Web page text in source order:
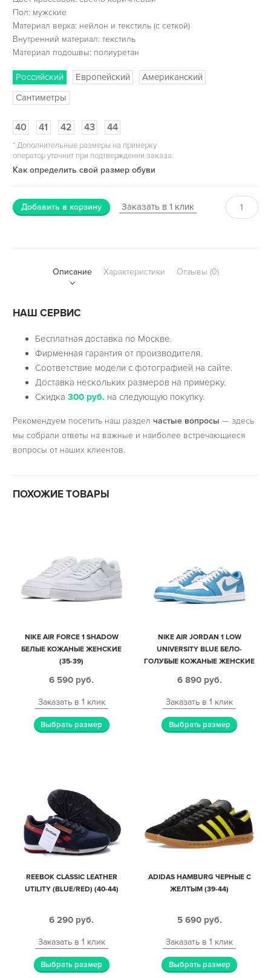
Пол: мужские
Материал верха: нейлон и текстиль (с сеткой)
Внутренний материал: текстиль
Материал подошвы: полиуретан
Российский Европейский
Американский
Сантиметры
40 41 42 43 44
*Дополнительные размеры на примерку
оператор уточнит при подтверждении заказа.
Как определить свой размер обуви
Добавить в корзину Заказать в 1 клик
Описание Характеристики Отзывы (0)
НАШ СЕРВИС
Бесплатная доставка по Москве.
Фирменная гарантия от производителя.
Соответствие модели с фотографией на сайте.
Доставка нескольких размеров на примерку.
Скидка300 руб. на следующую покупку.
Рекомендуем посетить наш раздел частые вопросы — здесь
мы собрали ответы на важные и наиболее встречающиеся
вопросы от наших клиентов.
ПОХОЖИЕ ТОВАРЫ
NIKE AIR FORCE 1 SHADOW
БЕЛЫЕ КОЖАНЫЕ ЖЕНСКИЕ
(35-39)
6 590 руб.
Заказать в 1 клик
Выбрать размер
NIKE AIR JORDAN 1 LOW
UNIVERSITY BLUE БЕЛО-
ГОЛУБЫЕ КОЖАНЫЕ ЖЕНСКИЕ
6 890 руб.
Заказать в 1 клик
Выбрать размер
REEBOK CLASSIC LEATHER
UTILITY (BLUE/RED) (40-44)
6 290 руб.
Заказать в 1 клик
Выбрать размер
ADIDAS HAMBURG ЧЕРНЫЕ С
ЖЕЛТЫМ (39-44)
5 690 руб.
Заказать в 1 клик
Выбрать размер